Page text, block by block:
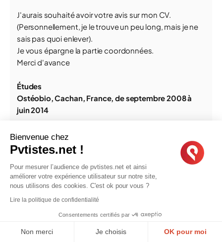
J'aurais souhaité avoir votre avis sur mon CV.
(Personnellement, je le trouve un peu long, mais je ne
sais pas quoi enlever).
Je vous épargne la partie coordonnées.
Merci d'avance
Études
Ostéobio, Cachan, France, de septembre 2008 à
juin 2014
Diplôme d’Ostéopathe D.O. (Ostéopathe
biomécanicien : niveau II – code NSF 331 santé)
Mémoire de fin d’études : Fascias superficiels et
profonds : étude de la transmission de force
intermusculaire au sein d’une loge.
Lycée Descartes, Antony, France, de Septembre
Bienvenue chez
Pvtistes.net !
Pour mesurer l’audience de pvtistes.net et ainsi
améliorer votre expérience utilisateur sur notre site,
nous utilisons des cookies. C'est ok pour vous ?
Lire la politique de confidentialité
Consentements certifiés par
Non merci Je choisis OK pour moi